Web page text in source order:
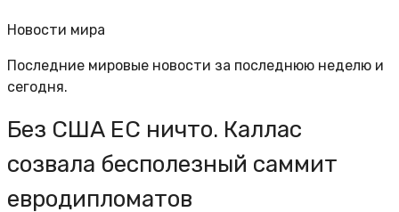
Новости мира
Последние мировые новости за последнюю неделю и
сегодня.
Без США ЕС ничто. Каллас
созвала бесполезный саммит
евродипломатов